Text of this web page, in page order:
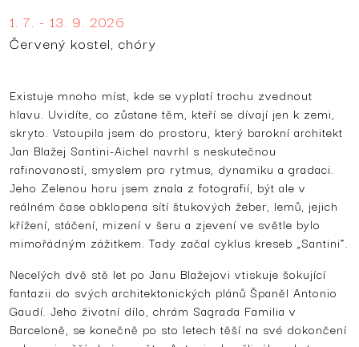
1. 7. - 13. 9. 2026
Červený kostel, chóry
Existuje mnoho míst, kde se vyplatí trochu zvednout
hlavu. Uvidíte, co zůstane těm, kteří se dívají jen k zemi,
skryto. Vstoupila jsem do prostoru, který barokní architekt
Jan Blažej Santini-Aichel navrhl s neskutečnou
rafinovaností, smyslem pro rytmus, dynamiku a gradaci.
Jeho Zelenou horu jsem znala z fotografií, být ale v
reálném čase obklopena sítí štukových žeber, lemů, jejich
křížení, stáčení, mizení v šeru a zjevení ve světle bylo
mimořádným zážitkem. Tady začal cyklus kreseb „Santini“.
Necelých dvě stě let po Janu Blažejovi vtiskuje šokující
fantazii do svých architektonických plánů Španěl Antonio
Gaudí. Jeho životní dílo, chrám Sagrada Familia v
Barceloně, se konečně po sto letech těší na své dokončení